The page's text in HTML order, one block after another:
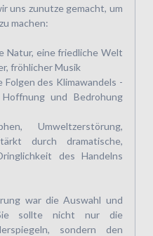
uns zunutze gemacht, um
machen:
Natur, eine friedliche Welt
fröhlicher Musik
Folgen des Klimawandels -
und Bedrohung
Umweltzerstörung,
durch dramatische,
des Handelns
war die Auswahl und
sollte nicht nur die
sondern den